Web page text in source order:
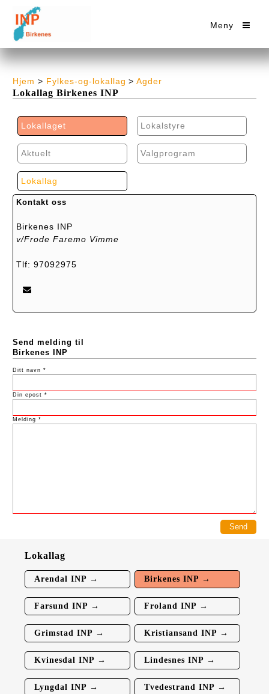
Meny
Hjem > Fylkes-og-lokallag >Agder
Lokallag Birkenes INP
Lokallaget Lokalstyre
Aktuelt Valgprogram
Lokallag
Kontakt oss
Birkenes INP
v/Frode Faremo Vimme
Tlf: 97092975
Send melding til
Birkenes INP
Ditt navn *
Din epost *
Melding *
Lokallag
Arendal INP → Birkenes INP →
Farsund INP → Froland INP →
Grimstad INP → Kristiansand INP →
Kvinesdal INP → Lindesnes INP →
Lyngdal INP → Tvedestrand INP →